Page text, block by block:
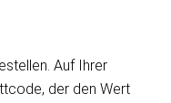
Auf Ihrer
der den Wert